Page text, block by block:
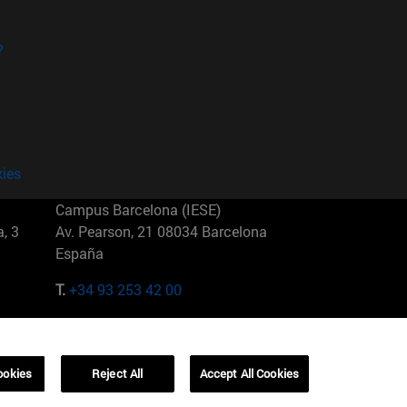
3
Campus Barcelona (IESE)
Av. Pearson, 21 08034 Barcelona
España
T.+34 93 253 42 00
01321001 Bela Vista Brasil
Reject All Accept All Cookies